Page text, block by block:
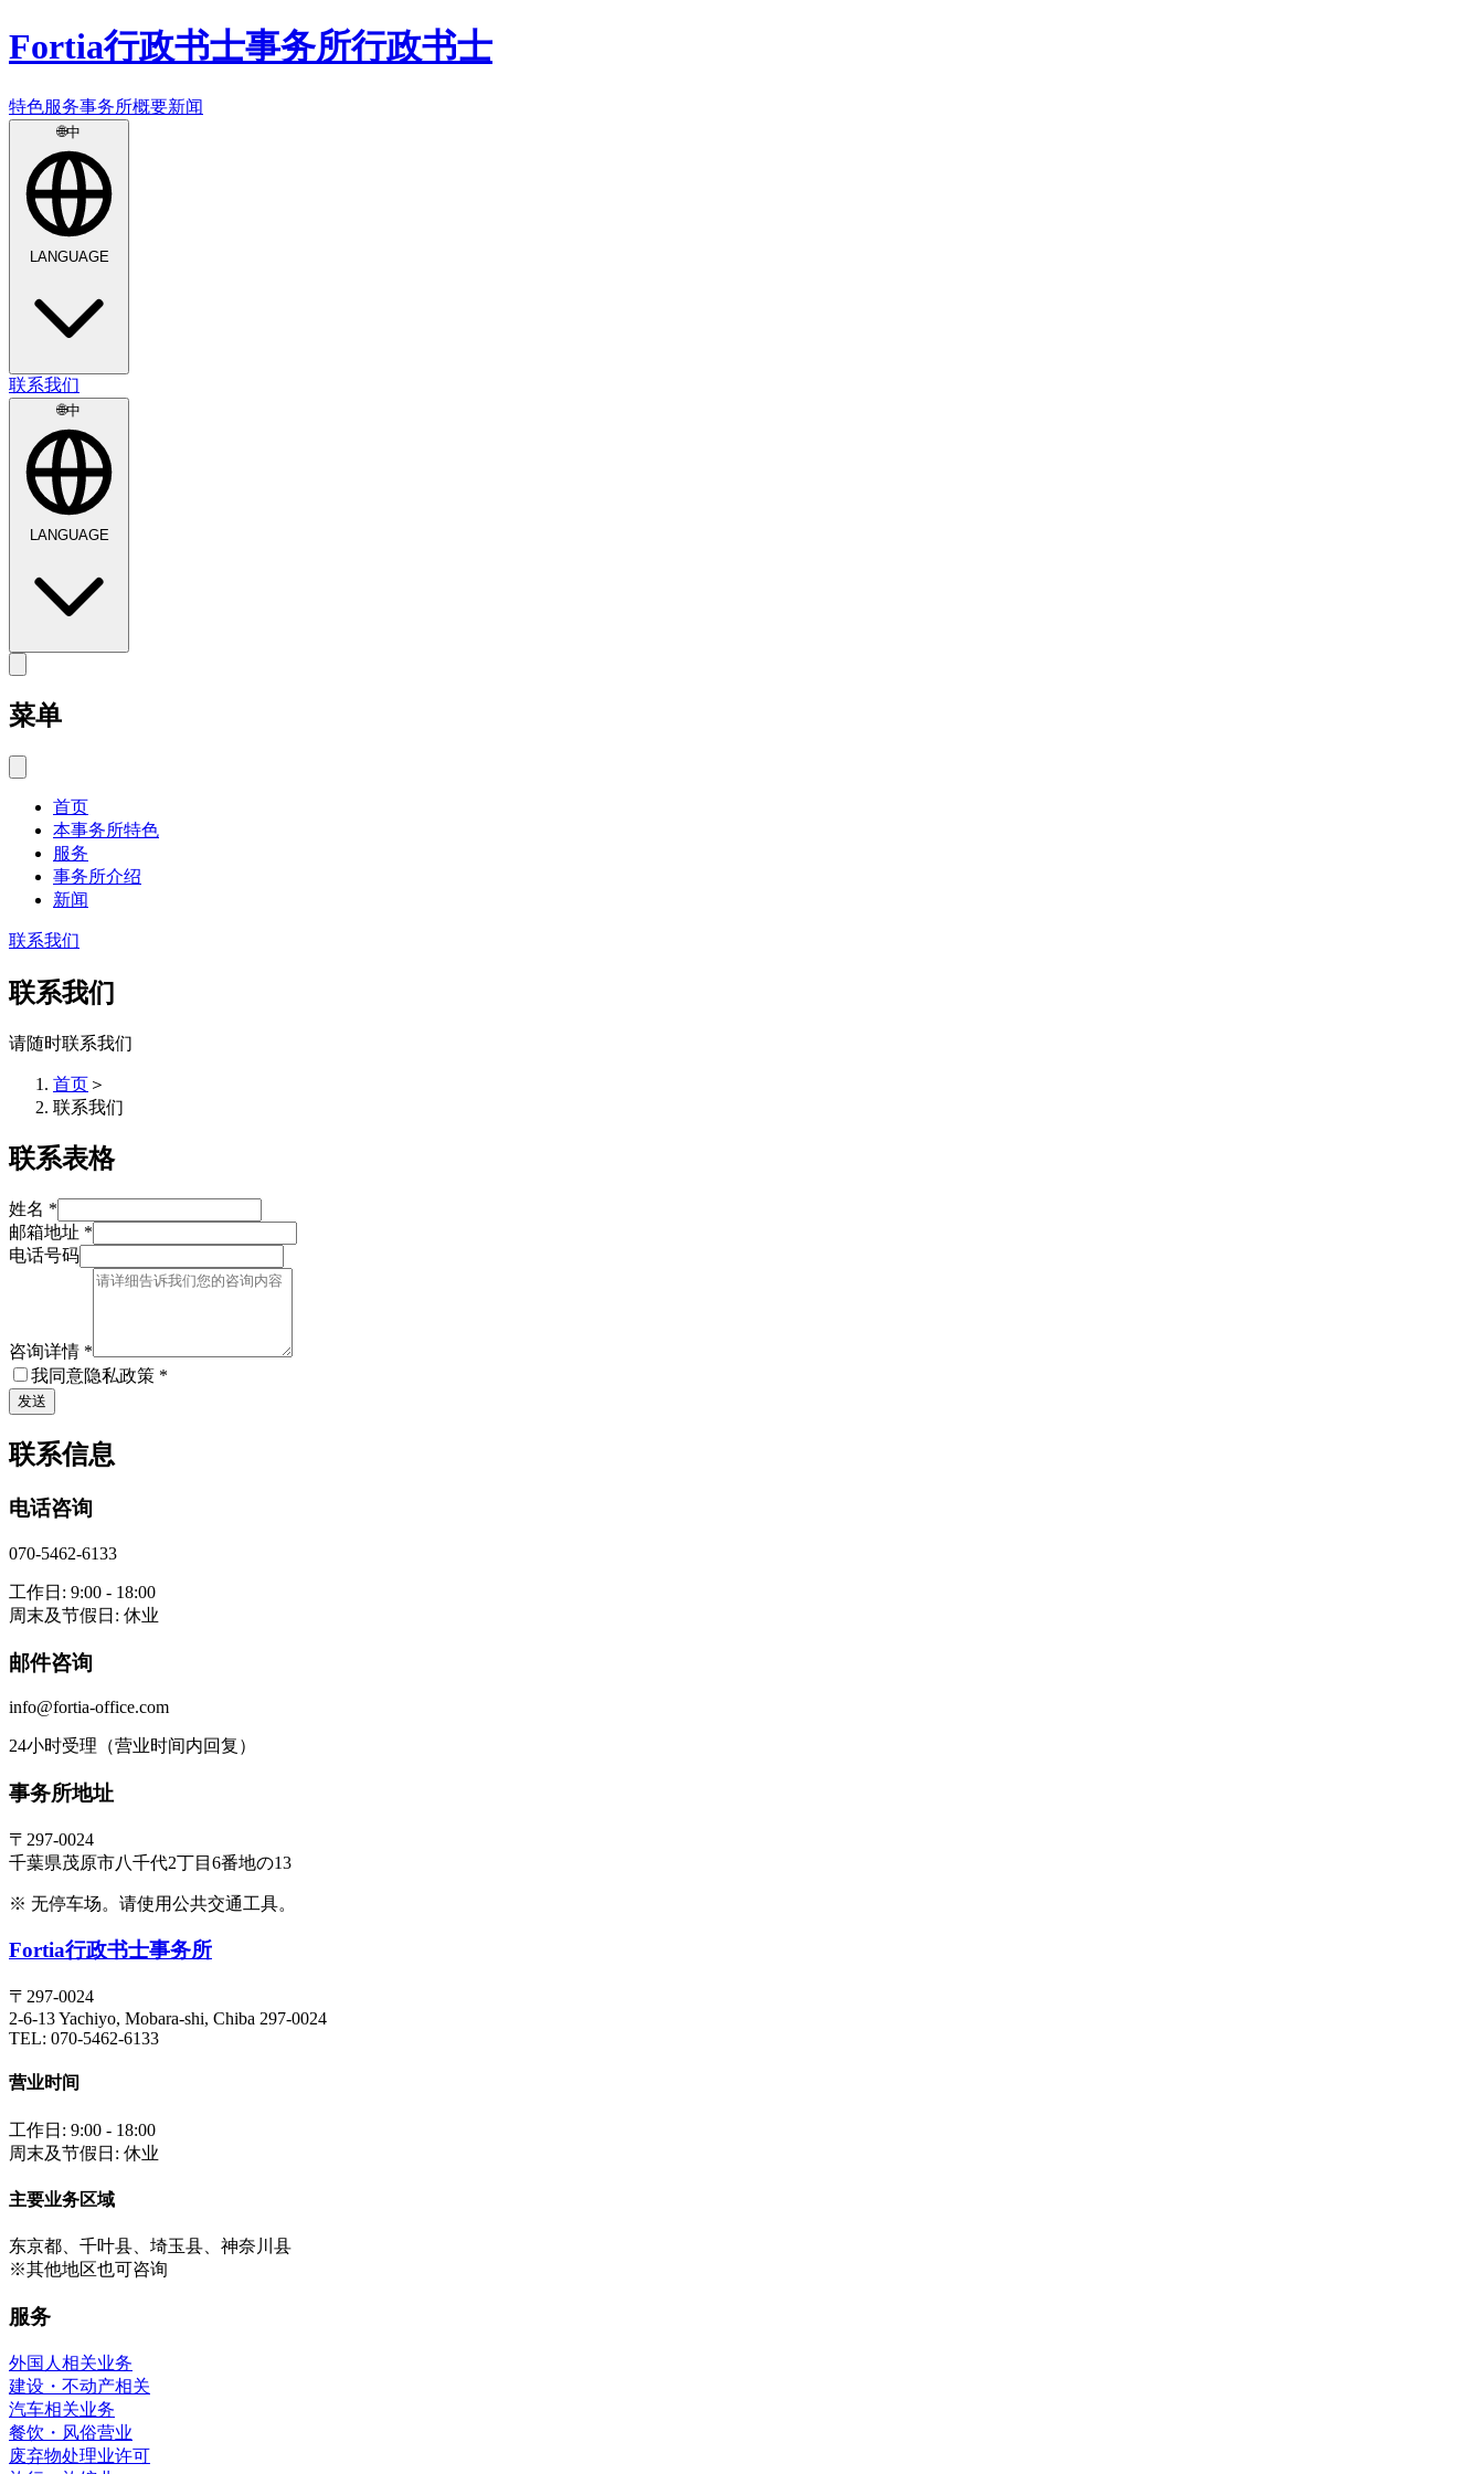
Fortia行政书士事务所行政书士
特色服务事务所概要新闻
🌐中
LANGUAGE
联系我们
🌐中
LANGUAGE
菜单
首页
本事务所特色
服务
事务所介绍
新闻
联系我们
联系我们
请随时联系我们
首页 ＞
联系我们
联系表格
姓名 *
邮箱地址 *
电话号码
咨询详情 *
我同意隐私政策 *
发送
联系信息
电话咨询
070-5462-6133
工作日: 9:00 - 18:00
周末及节假日: 休业
邮件咨询
info@fortia-office.com
24小时受理（营业时间内回复）
事务所地址
〒297-0024
千葉県茂原市八千代2丁目6番地の13
※ 无停车场。请使用公共交通工具。
Fortia行政书士事务所
〒297-0024
2-6-13 Yachiyo, Mobara-shi, Chiba 297-0024
TEL: 070-5462-6133
营业时间
工作日: 9:00 - 18:00
周末及节假日: 休业
主要业务区域
东京都、千叶县、埼玉县、神奈川县
※其他地区也可咨询
服务
外国人相关业务
建设・不动产相关
汽车相关业务
餐饮・风俗营业
废弃物处理业许可